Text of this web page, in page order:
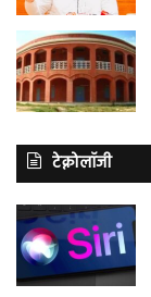
टेक्नोलॉजी